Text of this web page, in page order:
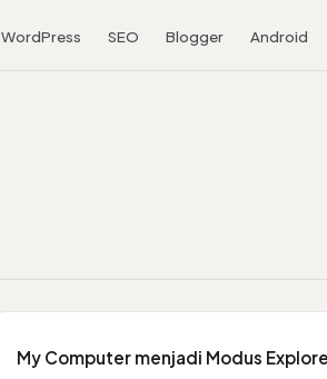
WordPress SEO Blogger Android
My Computer menjadi Modus